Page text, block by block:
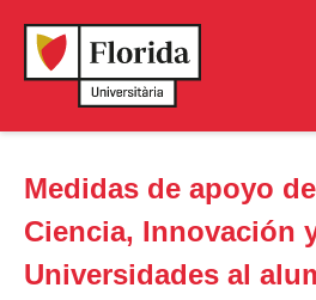
Medidas de apoyo
Ciencia, Innovación
Universidades al